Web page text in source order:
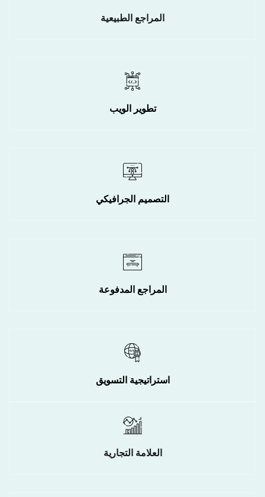
المراجع الطبيعية
تطوير الويب
التصميم الجرافيكي
المراجع المدفوعة
استراتيجية التسويق
العلامة التجارية